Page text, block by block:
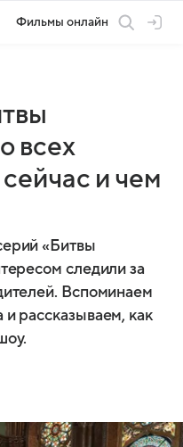
Фильмы онлайн
всех
и чем
«Битвы
следили за
Вспоминаем
рассказываем, как